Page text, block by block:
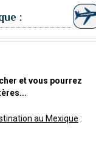
:
et vous pourrez
au Mexique :